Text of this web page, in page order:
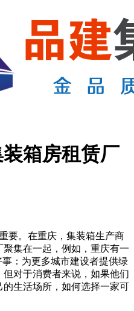
箱房租赁厂
。在重庆，集装箱生产商
集在一起，例如，重庆有一
：为更多城市建设者提供绿
对于消费者来说，如果他们
生活场所，如何选择一家可